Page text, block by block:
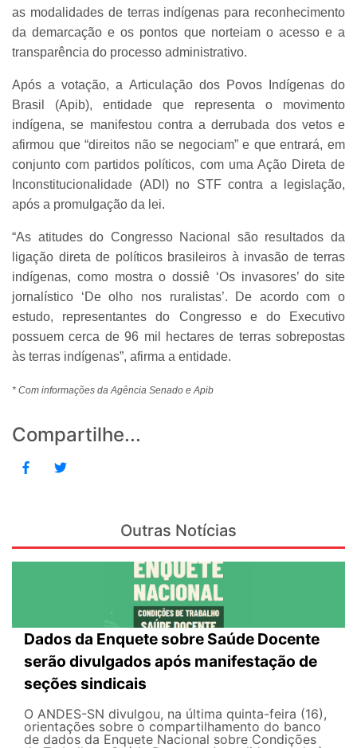
as modalidades de terras indígenas para reconhecimento
da demarcação e os pontos que norteiam o acesso e a
transparência do processo administrativo.
Após a votação, a Articulação dos Povos Indígenas do
Brasil (Apib), entidade que representa o movimento
indígena, se manifestou contra a derrubada dos vetos e
afirmou que “direitos não se negociam” e que entrará, em
conjunto com partidos políticos, com uma Ação Direta de
Inconstitucionalidade (ADI) no STF contra a legislação,
após a promulgação da lei.
“As atitudes do Congresso Nacional são resultados da
ligação direta de políticos brasileiros à invasão de terras
indígenas, como mostra o dossiê ‘Os invasores’ do site
jornalístico ‘De olho nos ruralistas’. De acordo com o
estudo, representantes do Congresso e do Executivo
possuem cerca de 96 mil hectares de terras sobrepostas
às terras indígenas”, afirma a entidade.
* Com informações da Agência Senado e Apib
Compartilhe...
Outras Notícias
Dados da Enquete sobre Saúde Docente
serão divulgados após manifestação de
seções sindicais
O ANDES-SN divulgou, na última quinta-feira (16),
orientações sobre o compartilhamento do banco
de dados da Enquete Nacional sobre Condições